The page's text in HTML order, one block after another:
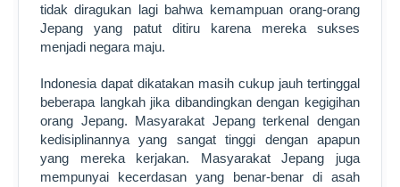
tidak diragukan lagi bahwa kemampuan orang-orang
Jepang yang patut ditiru karena mereka sukses
menjadi negara maju.
Indonesia dapat dikatakan masih cukup jauh tertinggal
beberapa langkah jika dibandingkan dengan kegigihan
orang Jepang. Masyarakat Jepang terkenal dengan
kedisiplinannya yang sangat tinggi dengan apapun
yang mereka kerjakan. Masyarakat Jepang juga
mempunyai kecerdasan yang benar-benar di asah